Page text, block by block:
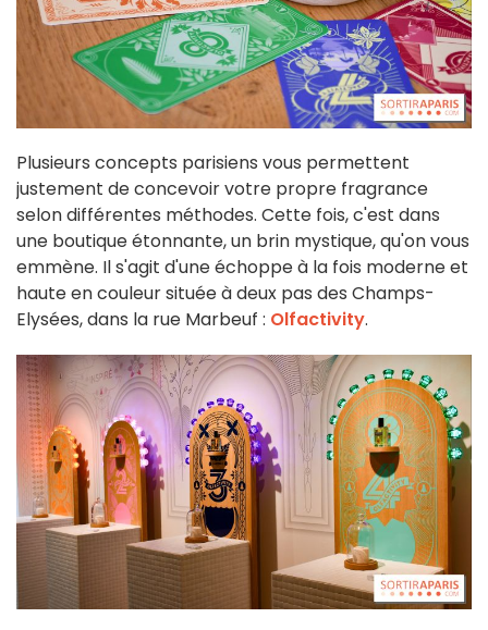
Plusieurs concepts parisiens vous permettent
justement de concevoir votre propre fragrance
selon différentes méthodes. Cette fois, c'est dans
une boutique étonnante, un brin mystique, qu'on vous
emmène. Il s'agit d'une échoppe à la fois moderne et
haute en couleur située à deux pas des Champs-
Elysées, dans la rue Marbeuf : Olfactivity.